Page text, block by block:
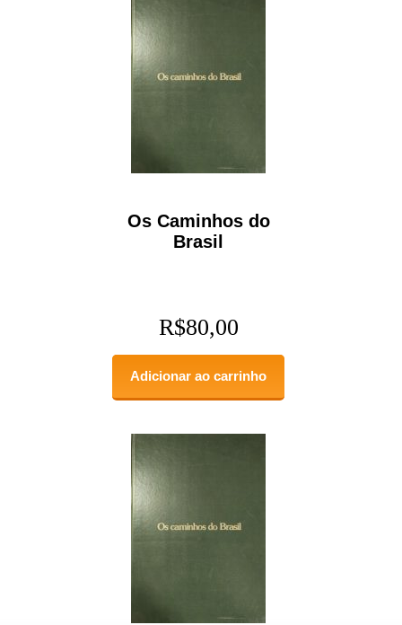
Os Caminhos do
Brasil
R$80,00
Adicionar ao carrinho